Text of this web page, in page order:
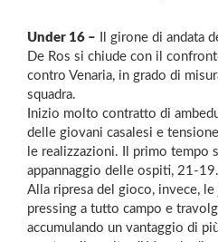
Under 16 – Il girone di andata
De Ros si chiude con il
contro Venaria, in grado di
squadra.
Inizio molto contratto di
delle giovani casalesi e
le realizzazioni. Il primo tempo
appannaggio delle ospiti, 21-19.
Alla ripresa del gioco, invece,
pressing a tutto campo e
accumulando un vantaggio di